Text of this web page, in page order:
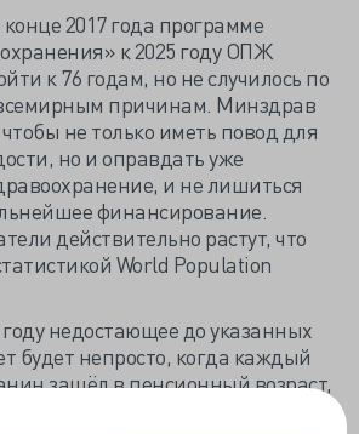
2017 года программе
к 2025 году ОПЖ
к 76 годам, но не случилось по
причинам. Минздрав
не только иметь повод для
но и оправдать уже
и не лишиться
финансирование.
действительно растут, что
World Population
году недостающее до указанных
будет непросто, когда каждый
зашёл в пенсионный возраст,
государственных